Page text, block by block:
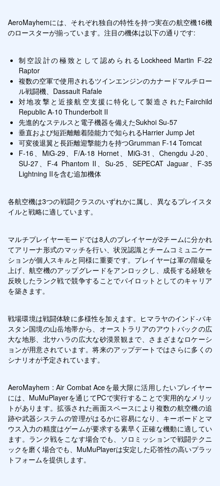
AeroMayhemには、それぞれ独自の特性を持つ実在の航空機16機
のロースターが揃っています。注目の機体は以下の通りです:
制空設計の極致として認められるLockheed Martin F-22
Raptor
複数の空軍で使用されるツインエンジンのカナードマルチロー
ル戦闘機、Dassault Rafale
対地攻撃と近接航空支援に特化して製造されたFairchild
Republic A-10 Thunderbolt II
先進的なステルスと電子機器を備えたSukhoi Su-57
垂直および短距離離着陸能力で知られるHarrier Jump Jet
可変後退翼と長距離迎撃能力を持つGrumman F-14 Tomcat
F-16、MiG-29、F/A-18 Hornet、MiG-31、Chengdu J-20、
SU-27、F-4 Phantom II、Su-25、SEPECAT Jaguar、F-35
Lightning IIを含む追加機体
各航空機は3つの戦闘クラスのいずれかに属し、異なるプレイスタ
イルと戦略に適しています。
マルチプレイヤーモードでは8人のプレイヤーが2チームに分かれ
てアリーナ形式のマッチを行い、状況認識とチームコミュニケー
ションが個人スキルと同様に重要です。プレイヤーは軍の階級を
上げ、航空機のアップグレードをアンロックし、成長する経験を
反映したランク戦で競争することでパイロットとしてのキャリア
を築きます。
戦場環境は戦闘体験に多様性を加えます。ヒマラヤのインド-パキ
スタン国境の山岳地帯から、オーストラリアのアウトバックの広
大な地形、北サハラの広大な砂漠景観まで、さまざまなロケーシ
ョンが用意されています。将来のアップデートではさらに多くの
シナリオが予定されています。
AeroMayhem : Air Combat Aceを最大限に活用したいプレイヤー
には、MuMuPlayerを通じてPCで実行することで実用的なメリッ
トがあります。拡張された画面スペースにより複数の航空機の追
跡や武器システムの管理がはるかに容易になり、キーボードとマ
ウス入力の精度はゲームが要求する素早く正確な機動に適してい
ます。ランク戦をこなす場合でも、ソロミッションで戦闘テクニ
ックを磨く場合でも、MuMuPlayerは安定した応答性の高いプラッ
トフォームを提供します。